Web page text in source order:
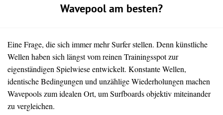
Wavepool am besten?
Eine Frage, die sich immer mehr Surfer stellen. Denn künstliche
Wellen haben sich längst vom reinen Trainingsspot zur
eigenständigen Spielwiese entwickelt. Konstante Wellen,
identische Bedingungen und unzählige Wiederholungen machen
Wavepools zum idealen Ort, um Surfboards objektiv miteinander
zu vergleichen.